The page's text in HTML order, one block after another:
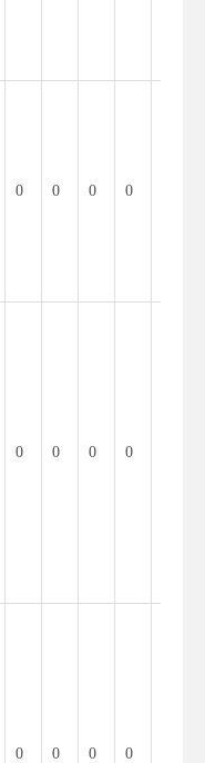
0 0 0 0
0 0 0 0
0 0 0 0